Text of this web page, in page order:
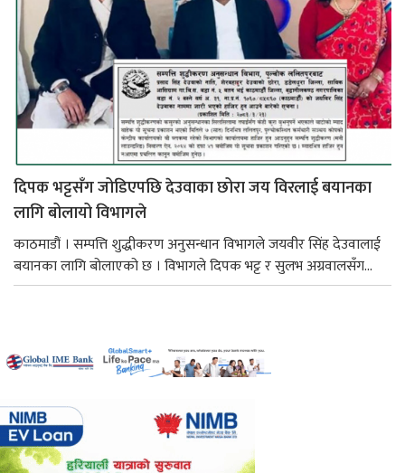
दिपक भट्टसँग जोडिएपछि देउवाका छोरा जय विरलाई बयानका
लागि बोलायो विभागले
काठमाडौं । सम्पत्ति शुद्धीकरण अनुसन्धान विभागले जयवीर सिंह देउवालाई
बयानका लागि बोलाएको छ । विभागले दिपक भट्ट र सुलभ अग्रवालसँग...